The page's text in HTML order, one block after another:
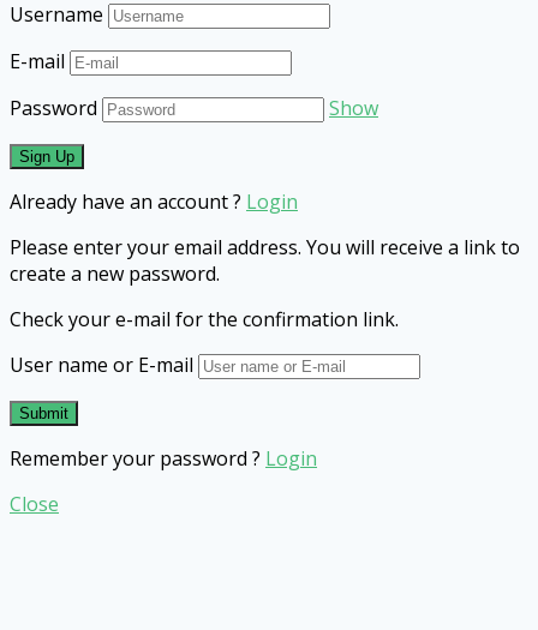
Username
E-mail
Password
Show
Already have an account ? Login
Please enter your email address. You will receive a link to
create a new password.
Check your e-mail for the confirmation link.
User name or E-mail
Remember your password ? Login
Close